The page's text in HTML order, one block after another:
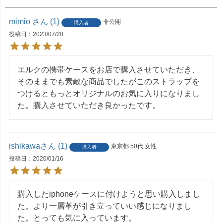
mimio 1 購入者
非公開
投稿日
2023/07/20
エルクの携帯ケースをお店で購入させていただき、
そのままでも素敵な商品でしたがこのストラップを
つけるともっとオリジナルのお気に入りになりまし
た。購入させていただき良かったです。
ishikawa 1 購入者 東京都 50代 女性
投稿日
2020/01/16
購入したiphoneケースに付けようと思い購入しまし
た。より一層革が引き立っていい感じになりまし
た。とっても気に入っています。